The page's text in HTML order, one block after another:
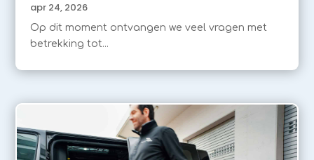
apr 24, 2026
Op dit moment ontvangen we veel vragen met
betrekking tot...